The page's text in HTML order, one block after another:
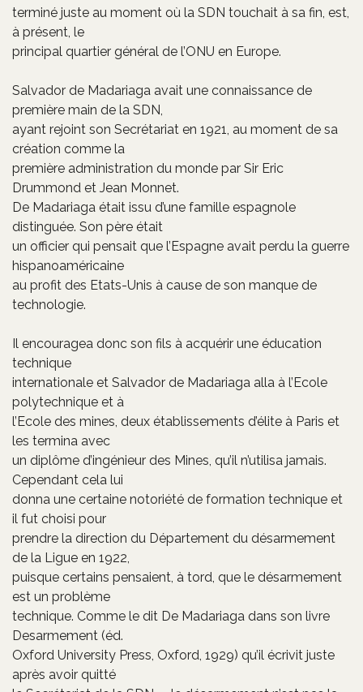
terminé juste au moment où la SDN touchait à sa fin, est,
à présent, le
principal quartier général de l’ONU en Europe.
Salvador de Madariaga avait une connaissance de
première main de la SDN,
ayant rejoint son Secrétariat en 1921, au moment de sa
création comme la
première administration du monde par Sir Eric
Drummond et Jean Monnet.
De Madariaga était issu d’une famille espagnole
distinguée. Son père était
un officier qui pensait que l’Espagne avait perdu la guerre
hispanoaméricaine
au profit des Etats-Unis à cause de son manque de
technologie.
Il encouragea donc son fils à acquérir une éducation
technique
internationale et Salvador de Madariaga alla à l’Ecole
polytechnique et à
l’Ecole des mines, deux établissements d’élite à Paris et
les termina avec
un diplôme d’ingénieur des Mines, qu’il n’utilisa jamais.
Cependant cela lui
donna une certaine notoriété de formation technique et
il fut choisi pour
prendre la direction du Département du désarmement
de la Ligue en 1922,
puisque certains pensaient, à tord, que le désarmement
est un problème
technique. Comme le dit De Madariaga dans son livre
Desarmement (éd.
Oxford University Press, Oxford, 1929) qu’il écrivit juste
après avoir quitté